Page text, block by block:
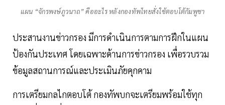
แผน “จักรพงษ์ภูวนาถ” คืออะไร หลังกองทัพไทยสั่งใช้ตอบโต้กัมพูชา
ประสานงานข่าวกรอง มีการดำเนินการตามการฝึกในแผน
ป้องกันประเทศ โดยเฉพาะด้านการข่าวกรอง เพื่อรวบรวม
ข้อมูลสถานการณ์และประเมินภัยคุกคาม
การเตรียมกลไกตอบโต้ กองทัพบกจะเตรียมพร้อมใช้ทุก